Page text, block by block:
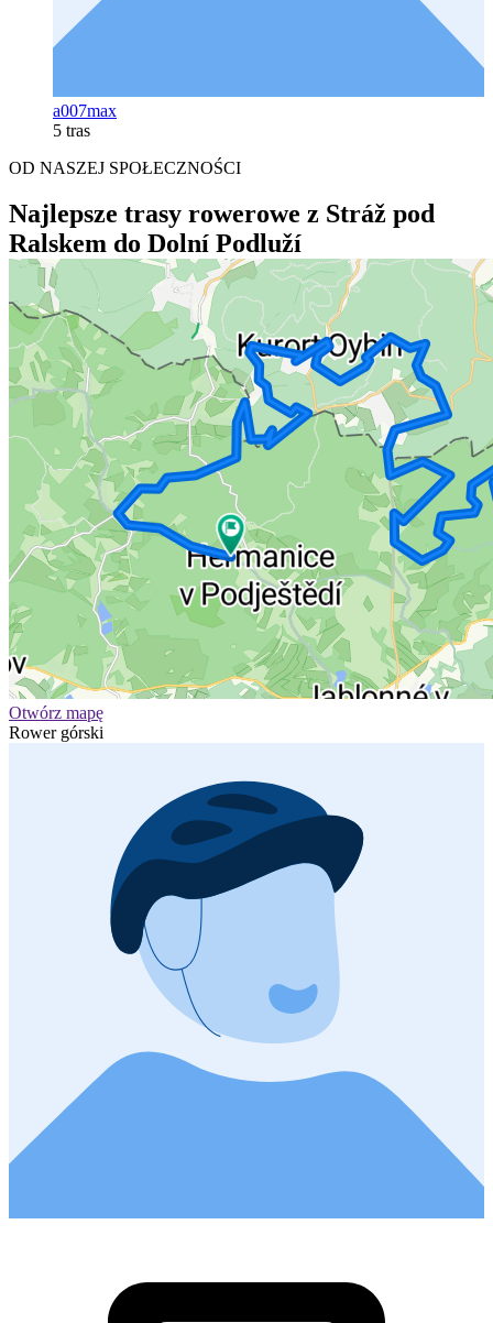
a007max
5 tras
OD NASZEJ SPOŁECZNOŚCI
Najlepsze trasy rowerowe z Stráž pod
Ralskem do Dolní Podluží
Otwórz mapę
Rower górski